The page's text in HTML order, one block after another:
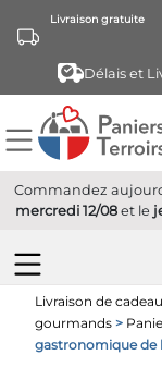
Livraison gratuite
Délais et
Commandez
mercredi 12/08et le
Livraison de
gourmands >
gastronomique de